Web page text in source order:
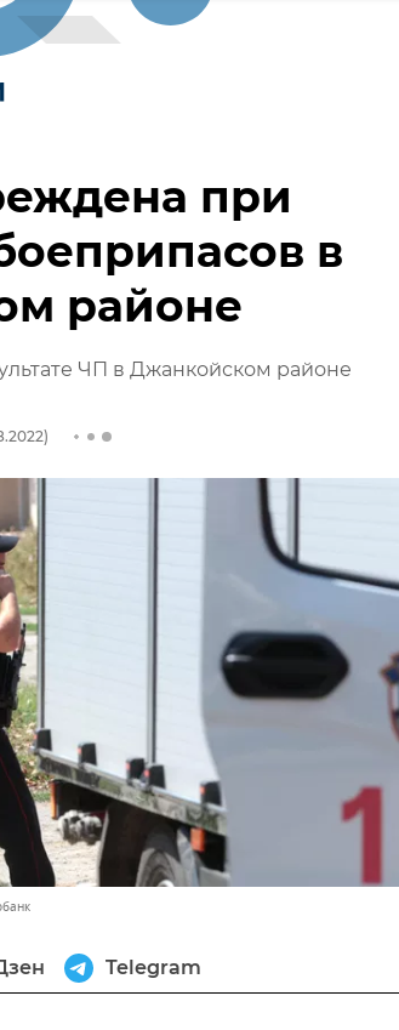
при
в
районе
ЧП в Джанкойском районе
Telegram